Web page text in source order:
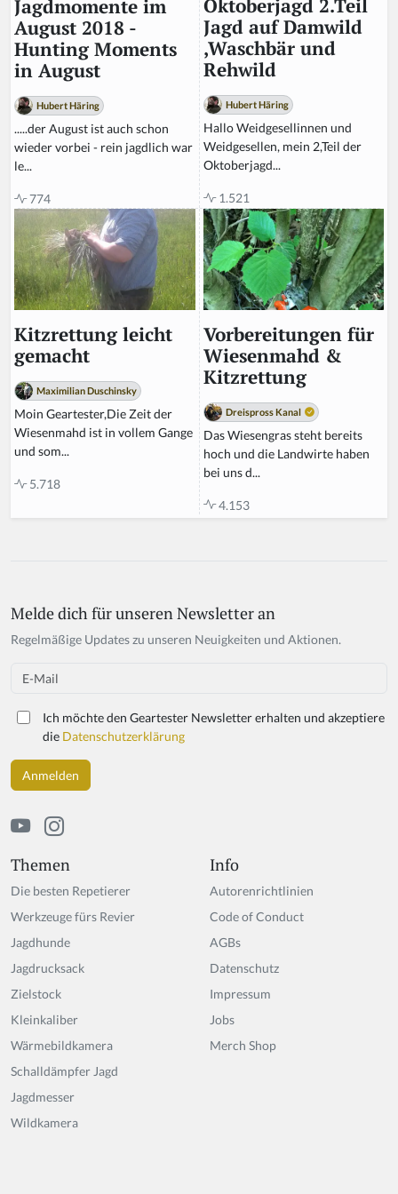
t
hi
s
fi
el
d
Jagdmomente im
August 2018 -
Hunting Moments
in August
Hubert Häring
.....der August ist auch schon
wieder vorbei - rein jagdlich war
le...
774
Oktoberjagd 2.Teil
Jagd auf Damwild
,Waschbär und
Rehwild
Hubert Häring
Hallo Weidgesellinnen und
Weidgesellen, mein 2,Teil der
Oktoberjagd...
1.521
Kitzrettung leicht
gemacht
Maximilian Duschinsky
Moin Geartester,Die Zeit der
Wiesenmahd ist in vollem Gange
und som...
5.718
Vorbereitungen für
Wiesenmahd &
Kitzrettung
Dreispross Kanal
Das Wiesengras steht bereits
hoch und die Landwirte haben
bei uns d...
4.153
Themen
Die besten Repetierer
Werkzeuge fürs Revier
Jagdhunde
Jagdrucksack
Zielstock
Kleinkaliber
Wärmebildkamera
Schalldämpfer Jagd
Jagdmesser
Wildkamera
Info
Autorenrichtlinien
Code of Conduct
AGBs
Datenschutz
Impressum
Jobs
Merch Shop
Melde dich für unseren Newsletter an
Regelmäßige Updates zu unseren Neuigkeiten und Aktionen.
Email
Ich möchte den Geartester Newsletter erhalten und akzeptiere
die Datenschutzerklärung